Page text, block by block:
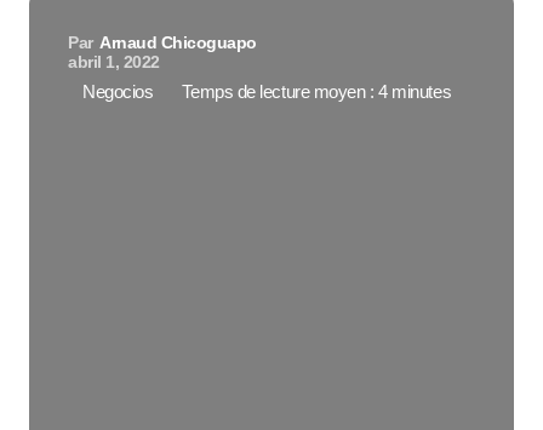
Par Arnaud Chicoguapo
abril 1, 2022
Negocios Temps de lecture moyen : 4 minutes